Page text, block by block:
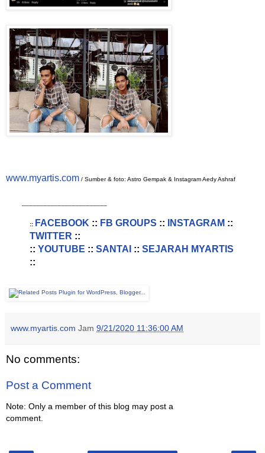
www.myartis.com / Sumber & foto: Astro Gempak & Instagram Aedy Ashraf
:: FACEBOOK:: FB GROUPS :: INSTAGRAM ::
TWITTER ::
:: YOUTUBE :: SANTAI :: SEJARAH MYARTIS
::
www.myartis.com Jam 9/21/2020 11:36:00 AM
No comments:
Post a Comment
Note: Only a member of this blog may post a
comment.